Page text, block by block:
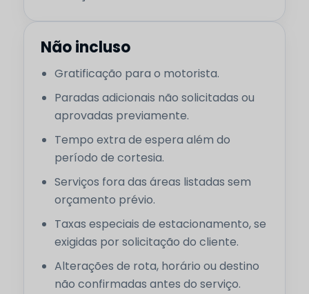
Não incluso
Gratificação para o motorista.
Paradas adicionais não solicitadas ou
aprovadas previamente.
Tempo extra de espera além do
período de cortesia.
Serviços fora das áreas listadas sem
orçamento prévio.
Taxas especiais de estacionamento, se
exigidas por solicitação do cliente.
Alterações de rota, horário ou destino
não confirmadas antes do serviço.